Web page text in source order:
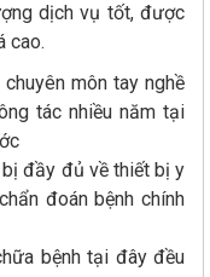
dịch vụ tốt, được
cao.
môn tay nghề
tác nhiều năm tại
đầy đủ về thiết bị y
đoán bệnh chính
bệnh tại đây đều